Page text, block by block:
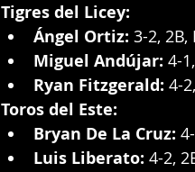
Tigres del Licey:
Ángel Ortiz: 3-2, 2B,
Miguel Andújar: 4-
Ryan Fitzgerald: 4-
Toros del Este:
Bryan De La Cruz:
Luis Liberato: 4-2,